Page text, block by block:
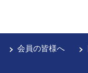
会員の皆様へ